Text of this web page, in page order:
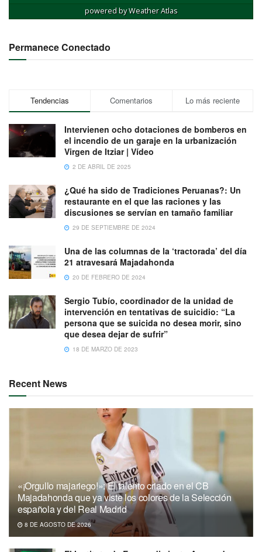
powered byWeather Atlas
Permanece Conectado
Tendencias Comentarios Lo más reciente
Intervienen ocho dotaciones de bomberos en
el incendio de un garaje en la urbanización
Virgen de Itziar | Vídeo
2 DE ABRIL DE 2025
¿Qué ha sido de Tradiciones Peruanas?: Un
restaurante en el que las raciones y las
discusiones se servían en tamaño familiar
29 DE SEPTIEMBRE DE 2024
Una de las columnas de la ‘tractorada’ del día
21 atravesará Majadahonda
20 DE FEBRERO DE 2024
Sergio Tubío, coordinador de la unidad de
intervención en tentativas de suicidio: “La
persona que se suicida no desea morir, sino
que desea dejar de sufrir”
18 DE MARZO DE 2023
Recent News
«¡Orgullo majariego!»: El talento criado en el CB
Majadahonda que ya viste los colores de la Selección
española y del Real Madrid
8 DE AGOSTO DE 2026